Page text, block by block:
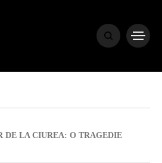
DE LA CIUREA: O TRAGEDIE
HOME
BLOG